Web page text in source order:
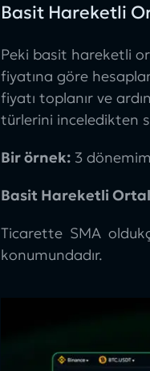
Basit Hareketli
Peki basit hareketli
fiyatına göre
fiyatı toplanır ve
türlerini inceledikten
Bir örnek: 3
Basit Hareketli
Ticarette SMA
konumundadır.